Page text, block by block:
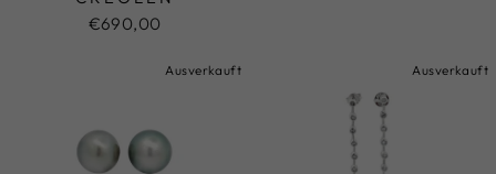
€690,00
Ausverkauft Ausverkauft